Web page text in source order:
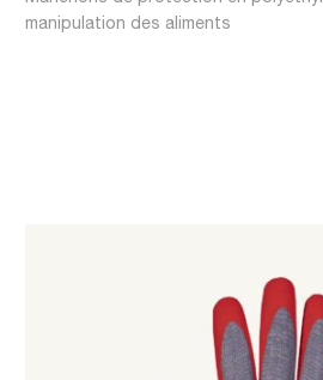
manipulation des aliments